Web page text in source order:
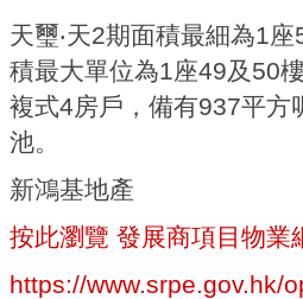
天璽‧天2期面積最細為1
積最大單位為1座49及50
複式4房戶，備有937平方
池。
新鴻基地產
按此瀏覽 發展商項目物業
https://www.srpe.gov.hk/